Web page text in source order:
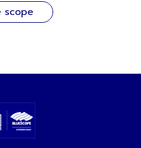
scope